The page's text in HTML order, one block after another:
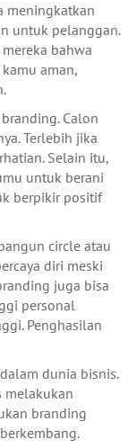
meningkatkan
untuk pelanggan.
bahwa
aman,
Calon
Terlebih jika
Selain itu,
untuk berani
berpikir positif
circle atau
diri meski
juga bisa
personal
Penghasilan
dalam dunia bisnis.
melakukan
branding